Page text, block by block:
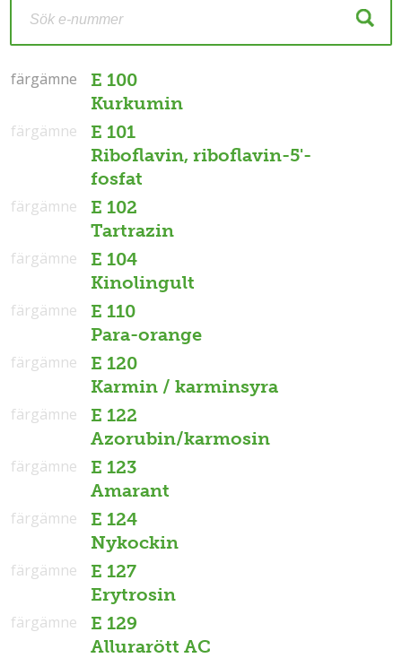
E 100
Kurkumin
färgämne
färgämne
E 101
Riboflavin, riboflavin-5'-
fosfat
färgämne
E 102
Tartrazin
färgämne
E 104
Kinolingult
färgämne
E 110
Para-orange
färgämne
E 120
Karmin / karminsyra
färgämne
E 122
Azorubin/karmosin
färgämne
E 123
Amarant
färgämne
E 124
Nykockin
färgämne
E 127
Erytrosin
färgämne
E 129
Allurarött AC
färgämne